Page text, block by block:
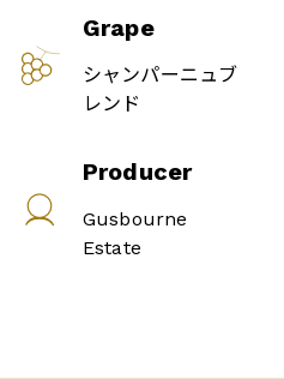
Grape
シャンパーニュブ
レンド
Producer
Gusbourne
Estate